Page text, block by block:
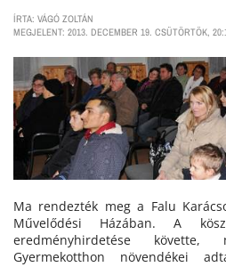
ÍRTA: VÁGÓ ZOLTÁN
MEGJELENT: 2013. DECEMBER 19. CSÜTÖRTÖK,
Ma rendezték meg a Falu
Művelődési Házában. A
eredményhirdetése
Gyermekotthon növendékei